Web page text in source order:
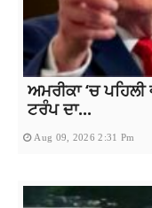
ਅਮਰੀਕਾ ‘ਚ
ਟਰੰਪ ਦਾ...
Aug 09, 2026 2:31 Pm